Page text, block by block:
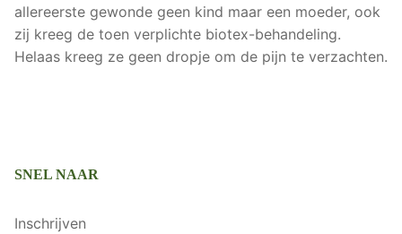
allereerste gewonde geen kind maar een moeder, ook
zij kreeg de toen verplichte biotex-behandeling.
Helaas kreeg ze geen dropje om de pijn te verzachten.
SNEL NAAR
Inschrijven